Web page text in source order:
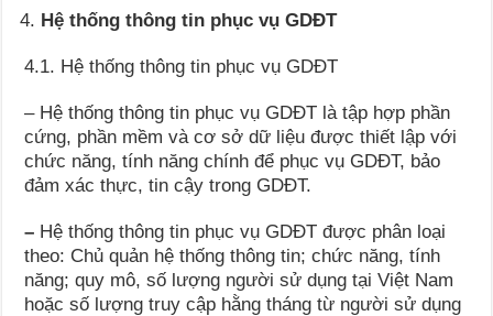
Hệ thống thông tin phục vụ GDĐT
4.1. Hệ thống thông tin phục vụ GDĐT
– Hệ thống thông tin phục vụ GDĐT là tập hợp phần
cứng, phần mềm và cơ sở dữ liệu được thiết lập với
chức năng, tính năng chính để phục vụ GDĐT, bảo
đảm xác thực, tin cậy trong GDĐT.
– Hệ thống thông tin phục vụ GDĐT được phân loại
theo: Chủ quản hệ thống thông tin; chức năng, tính
năng; quy mô, số lượng người sử dụng tại Việt Nam
hoặc số lượng truy cập hằng tháng từ người sử dụng